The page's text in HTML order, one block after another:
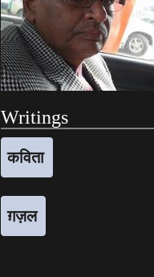
Writings
कविता
ग़ज़ल